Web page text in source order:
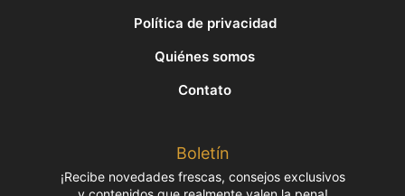
Política de privacidad
Quiénes somos
Contato
Boletín
¡Recibe novedades frescas, consejos exclusivos